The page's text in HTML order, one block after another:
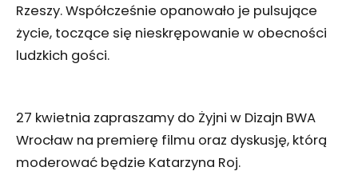
Rzeszy. Współcześnie opanowało je pulsujące
życie, toczące się nieskrępowanie w obecności
ludzkich gości.
27 kwietnia zapraszamy do Żyjni w Dizajn BWA
Wrocław na premierę filmu oraz dyskusję, którą
moderować będzie Katarzyna Roj.